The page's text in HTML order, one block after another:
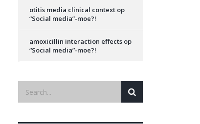
otitis media clinical context op
“Social media”-moe?!
amoxicillin interaction effects op
“Social media”-moe?!